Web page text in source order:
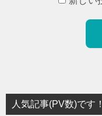
人気記事(PV数)です